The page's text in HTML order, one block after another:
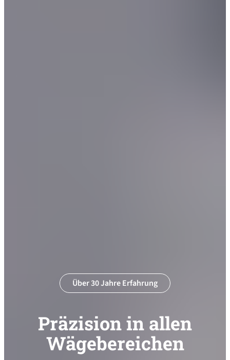
Über 30 Jahre Erfahrung
Präzision in allen
Wägebereichen